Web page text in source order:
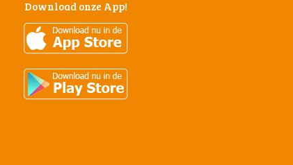
Download onze App!